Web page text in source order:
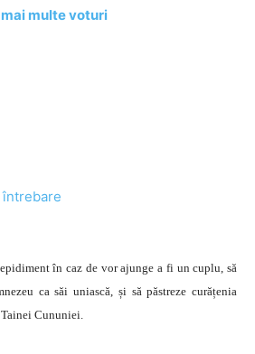
multe voturi
întrebare
în caz de vor ajunge a fi un cuplu, să
ca săi uniască, și să păstreze curățenia
Tainei Cununiei.